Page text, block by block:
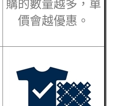
購的數量越多，單
價會越優惠。